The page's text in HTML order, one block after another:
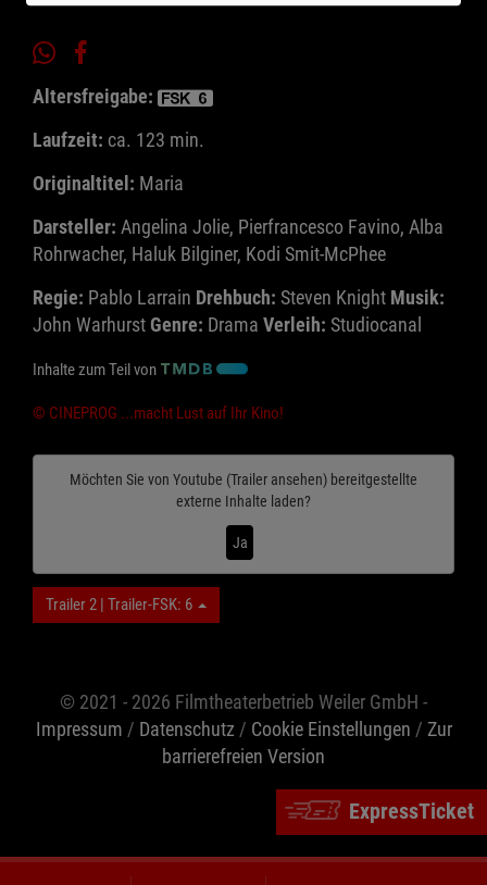
ExpressTicket
Altersfreigabe:
Laufzeit: ca. 123 min.
Originaltitel: Maria
Darsteller: Angelina Jolie, Pierfrancesco Favino, Alba
Rohrwacher, Haluk Bilginer, Kodi Smit-McPhee
Regie: Pablo Larrain Drehbuch: Steven Knight Musik:
John Warhurst Genre: Drama Verleih: Studiocanal
Inhalte zum Teil von
© CINEPROG ...macht Lust auf Ihr Kino!
Möchten Sie von Youtube (Trailer ansehen) bereitgestellte
externe Inhalte laden?
Ja
Trailer 2 | Trailer-FSK: 6
© 2021 - 2026 Filmtheaterbetrieb Weiler GmbH -
Impressum / Datenschutz / Cookie Einstellungen / Zur
barrierefreien Version